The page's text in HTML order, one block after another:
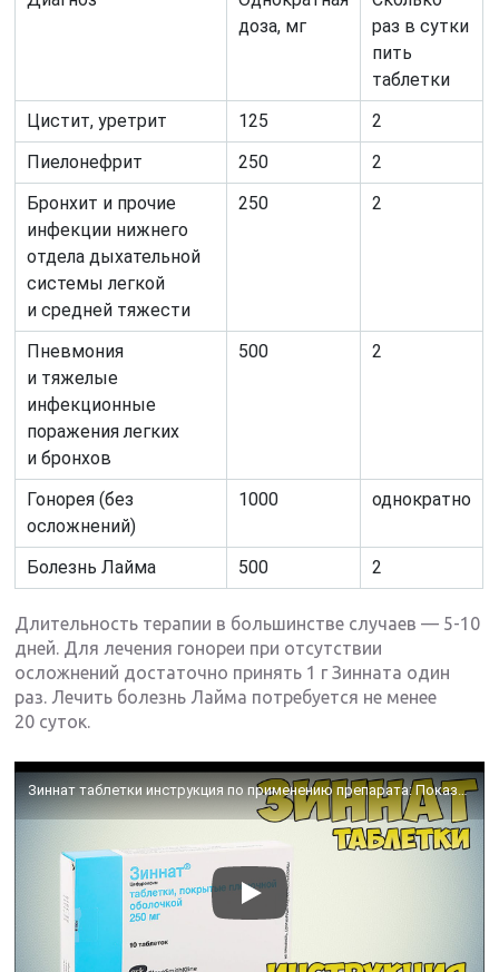
доза, мг
раз в сутки
пить
таблетки
Цистит, уретрит
125
2
Пиелонефрит
250
2
Бронхит и прочие
инфекции нижнего
отдела дыхательной
системы легкой
и средней тяжести
250 2
Пневмония
и тяжелые
инфекционные
поражения легких
и бронхов
500 2
Гонорея (без
осложнений)
1000 однократно
Болезнь Лайма 500 2
Длительность терапии в большинстве случаев — 5-10
дней. Для лечения гонореи при отсутствии
осложнений достаточно принять 1 г Зинната один
раз. Лечить болезнь Лайма потребуется не менее
20 суток.
Зиннат таблетки инструкция по применению препарата: Показания, как применять, обзор препарата